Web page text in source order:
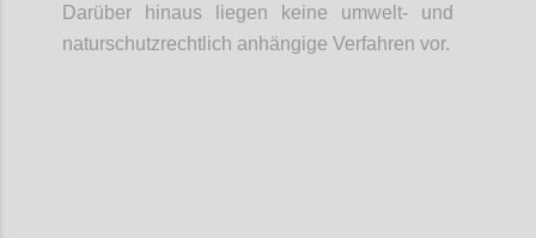
Darüber hinaus liegen keine umwelt- und
naturschutzrechtlich anhängige Verfahren vor.